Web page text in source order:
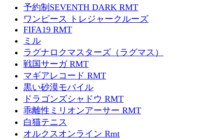
予約制SEVENTH DARK RMT
ワンピース トレジャークルーズ
FIFA19 RMT
ミル
ラグナロクマスターズ（ラグマス）
戦国サーガ RMT
マギアレコード RMT
黒い砂漠モバイル
ドラゴンズシャドウ RMT
乖離性ミリオンアーサー RMT
白猫テニス
オルクスオンライン Rmt